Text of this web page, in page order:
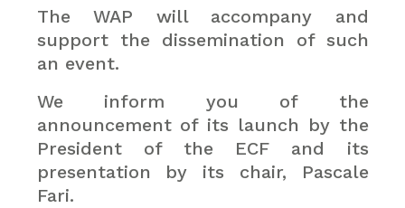
The WAP will accompany and
support the dissemination of such
an event.
We inform you of the
announcement of its launch by the
President of the ECF and its
presentation by its chair, Pascale
Fari.